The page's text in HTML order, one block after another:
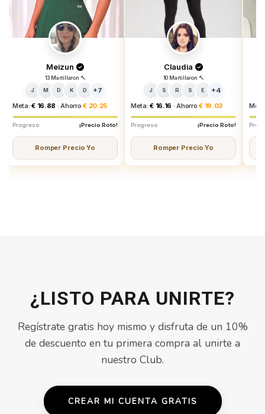
Meizun
13 Martillaron 🔨
J
M D K D
+7
Meta:€ 16.88 · Ahorro€ 20.25
Progreso ¡Precio Roto!
Romper Precio Yo
Claudia
10 Martillaron 🔨
J
S R S E
+4
Meta:€ 16.16 · Ahorro€ 19.03
Progreso ¡Precio Roto!
Romper Precio Yo
¿LISTO PARA UNIRTE?
Regístrate gratis hoy mismo y disfruta de un 10%
de descuento en tu primera compra al unirte a
nuestro Club.
CREAR MI CUENTA GRATIS